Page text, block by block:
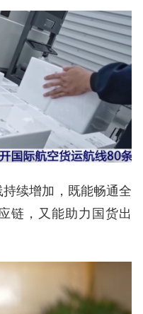
续增加，既能畅通全
链，又能助力国货出